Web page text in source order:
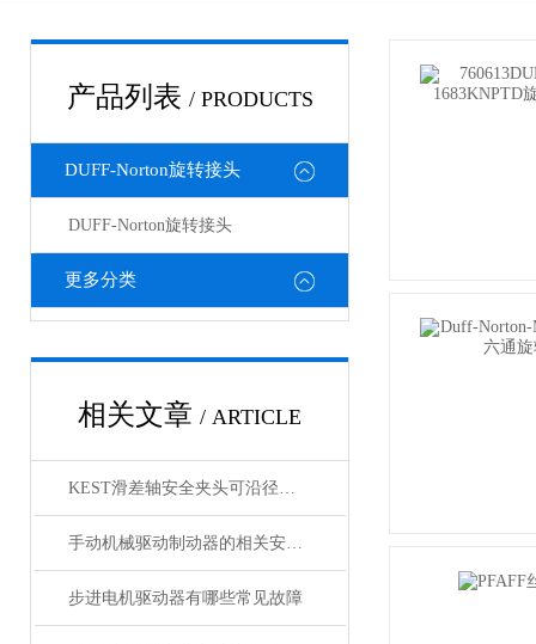
产品列表 / PRODUCTS
DUFF-Norton旋转接头
DUFF-Norton旋转接头
更多分类
相关文章 / ARTICLE
KEST滑差轴安全夹头可沿径向自由滑动
手动机械驱动制动器的相关安全要求
步进电机驱动器有哪些常见故障